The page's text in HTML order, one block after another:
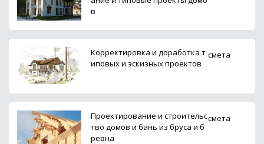
в
Корректировка и доработка т
иповых и эскизных проектов
смета
Проектирование и строительс
тво домов и бань из бруса и б
ревна
смета